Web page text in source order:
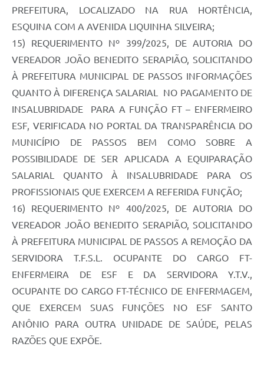
PREFEITURA, LOCALIZADO NA RUA HORTÊNCIA,
ESQUINA COM A AVENIDA LIQUINHA SILVEIRA;
15) REQUERIMENTO Nº 399/2025, DE AUTORIA DO
VEREADOR JOÃO BENEDITO SERAPIÃO, SOLICITANDO
À PREFEITURA MUNICIPAL DE PASSOS INFORMAÇÕES
QUANTO À DIFERENÇA SALARIAL NO PAGAMENTO DE
INSALUBRIDADE PARA A FUNÇÃO FT – ENFERMEIRO
ESF, VERIFICADA NO PORTAL DA TRANSPARÊNCIA DO
MUNICÍPIO DE PASSOS BEM COMO SOBRE A
POSSIBILIDADE DE SER APLICADA A EQUIPARAÇÃO
SALARIAL QUANTO À INSALUBRIDADE PARA OS
PROFISSIONAIS QUE EXERCEM A REFERIDA FUNÇÃO;
16) REQUERIMENTO Nº 400/2025, DE AUTORIA DO
VEREADOR JOÃO BENEDITO SERAPIÃO, SOLICITANDO
À PREFEITURA MUNICIPAL DE PASSOS A REMOÇÃO DA
SERVIDORA T.F.S.L. OCUPANTE DO CARGO FT-
ENFERMEIRA DE ESF E DA SERVIDORA Y.T.V.,
OCUPANTE DO CARGO FT-TÉCNICO DE ENFERMAGEM,
QUE EXERCEM SUAS FUNÇÕES NO ESF SANTO
ANÔNIO PARA OUTRA UNIDADE DE SAÚDE, PELAS
RAZÕES QUE EXPÕE.